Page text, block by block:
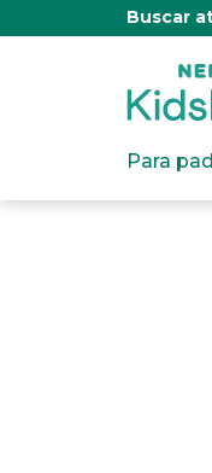
Buscar
Para